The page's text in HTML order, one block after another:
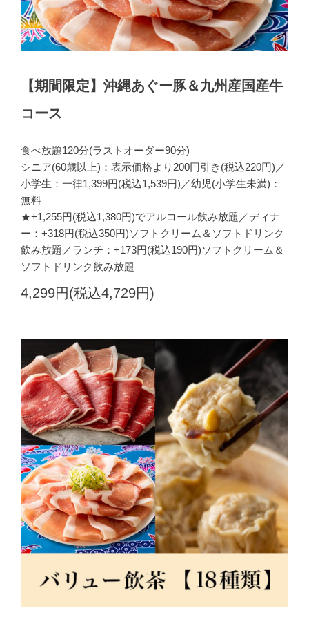
【期間限定】沖縄あぐー豚＆九州産国産牛
コース
食べ放題120分(ラストオーダー90分)
シニア(60歳以上)：表示価格より200円引き(税込220円)／
小学生：一律1,399円(税込1,539円)／幼児(小学生未満)：
無料
★+1,255円(税込1,380円)でアルコール飲み放題／ディナ
ー：+318円(税込350円)ソフトクリーム＆ソフトドリンク
飲み放題／ランチ：+173円(税込190円)ソフトクリーム＆
ソフトドリンク飲み放題
4,299円(税込4,729円)